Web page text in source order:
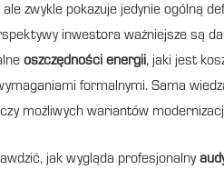
zwykle pokazuje jedynie ogólną
inwestora ważniejsze są
oszczędności energii, jaki jest
formalnymi. Sama
możliwych wariantów
jak wygląda profesjonalny